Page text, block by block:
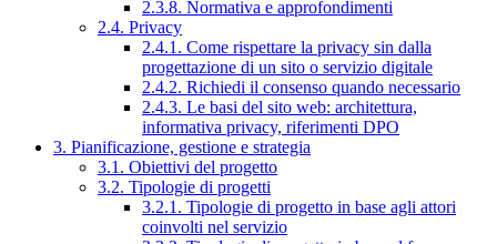
2.3.8. Normativa e approfondimenti
2.4. Privacy
2.4.1. Come rispettare la privacy sin dalla
progettazione di un sito o servizio digitale
2.4.2. Richiedi il consenso quando necessario
2.4.3. Le basi del sito web: architettura,
informativa privacy, riferimenti DPO
3. Pianificazione, gestione e strategia
3.1. Obiettivi del progetto
3.2. Tipologie di progetti
3.2.1. Tipologie di progetto in base agli attori
coinvolti nel servizio